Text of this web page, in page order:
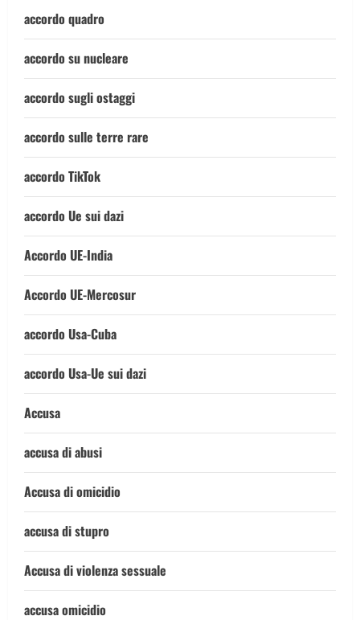
accordo quadro
accordo su nucleare
accordo sugli ostaggi
accordo sulle terre rare
accordo TikTok
accordo Ue sui dazi
Accordo UE-India
Accordo UE-Mercosur
accordo Usa-Cuba
accordo Usa-Ue sui dazi
Accusa
accusa di abusi
Accusa di omicidio
accusa di stupro
Accusa di violenza sessuale
accusa omicidio